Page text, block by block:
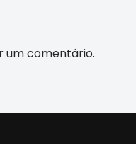
um comentário.